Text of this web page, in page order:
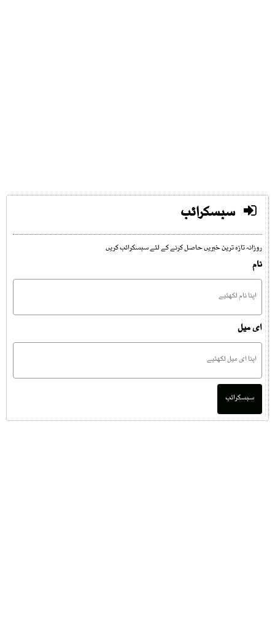
سبسکرائب
روزانہ تازہ ترین خبریں حاصل کرنے کے لئے سبسکرائب کریں
نام
ای میل
سبسکرائب